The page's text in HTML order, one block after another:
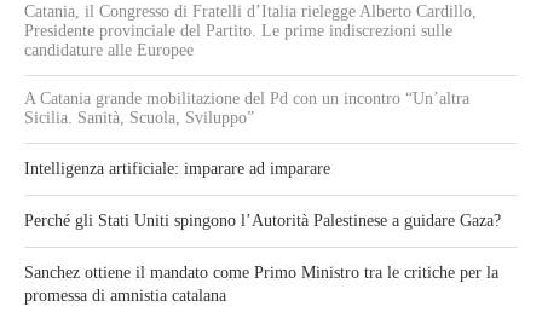
Catania, il Congresso di Fratelli d’Italia rielegge Alberto Cardillo,
Presidente provinciale del Partito. Le prime indiscrezioni sulle
candidature alle Europee
A Catania grande mobilitazione del Pd con un incontro “Un’altra
Sicilia. Sanità, Scuola, Sviluppo”
Intelligenza artificiale: imparare ad imparare
Perché gli Stati Uniti spingono l’Autorità Palestinese a guidare Gaza?
Sanchez ottiene il mandato come Primo Ministro tra le critiche per la
promessa di amnistia catalana